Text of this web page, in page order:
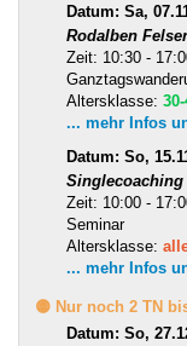
Datum: Sa,
Rodalben
Zeit: 10:30 -
Altersklasse:
... mehr Infos
Datum: So,
Singlecoaching
Zeit: 10:00 -
Seminar
Altersklasse:
... mehr Infos
🟡 Nur noch 2 TN
Datum: So,